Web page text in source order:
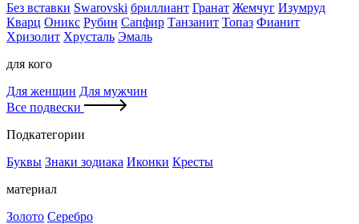
Без вставки Swarovski бриллиант Гранат Жемчуг Изумруд
Кварц Оникс Рубин Сапфир Танзанит Топаз Фианит
Хризолит Хрусталь Эмаль
для кого
Для женщин Для мужчин
Все подвески
Подкатегории
Буквы Знаки зодиака Иконки Кресты
материал
Золото Серебро